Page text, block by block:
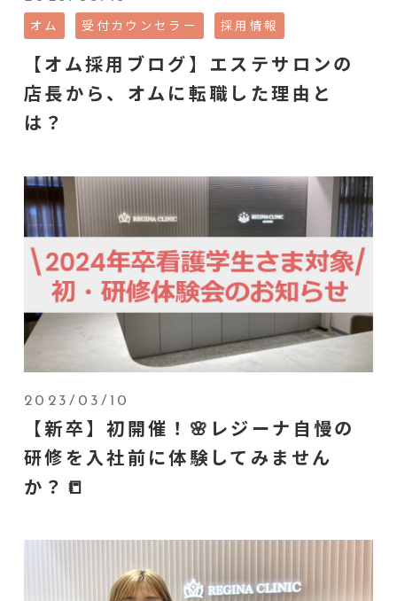
オム 受付カウンセラー 採用情報
【オム採用ブログ】エステサロンの
店長から、オムに転職した理由と
は？
2023/03/10
【新卒】初開催！🌸レジーナ自慢の
研修を入社前に体験してみません
か？📒